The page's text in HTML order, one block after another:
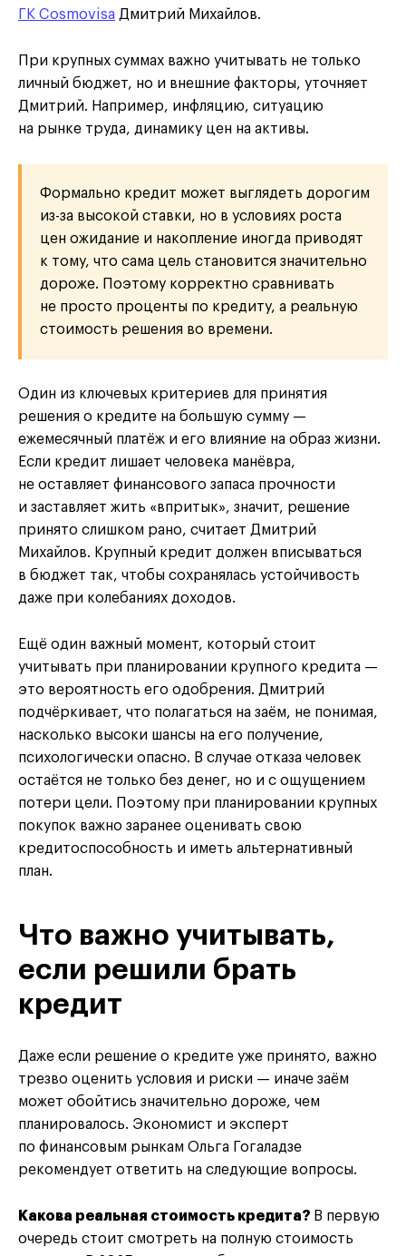
ГК Cosmovisa Дмитрий Михайлов.
При крупных суммах важно учитывать не только
личный бюджет, но и внешние факторы, уточняет
Дмитрий. Например, инфляцию, ситуацию
на рынке труда, динамику цен на активы.
Формально кредит может выглядеть дорогим
из-за высокой ставки, но в условиях роста
цен ожидание и накопление иногда приводят
к тому, что сама цель становится значительно
дороже. Поэтому корректно сравнивать
не просто проценты по кредиту, а реальную
стоимость решения во времени.
Один из ключевых критериев для принятия
решения о кредите на большую сумму —
ежемесячный платёж и его влияние на образ жизни.
Если кредит лишает человека манёвра,
не оставляет финансового запаса прочности
и заставляет жить «впритык», значит, решение
принято слишком рано, считает Дмитрий
Михайлов. Крупный кредит должен вписываться
в бюджет так, чтобы сохранялась устойчивость
даже при колебаниях доходов.
Ещё один важный момент, который стоит
учитывать при планировании крупного кредита —
это вероятность его одобрения. Дмитрий
подчёркивает, что полагаться на заём, не понимая,
насколько высоки шансы на его получение,
психологически опасно. В случае отказа человек
остаётся не только без денег, но и с ощущением
потери цели. Поэтому при планировании крупных
покупок важно заранее оценивать свою
кредитоспособность и иметь альтернативный
план.
Что важно учитывать,
если решили брать
кредит
Даже если решение о кредите уже принято, важно
трезво оценить условия и риски — иначе заём
может обойтись значительно дороже, чем
планировалось. Экономист и эксперт
по финансовым рынкам Ольга Гогаладзе
рекомендует ответить на следующие вопросы.
Какова реальная стоимость кредита? В первую
очередь стоит смотреть на полную стоимость